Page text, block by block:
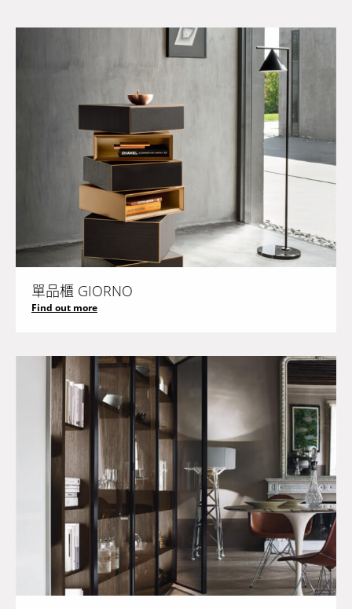
單品櫃 GIORNO
Find out more